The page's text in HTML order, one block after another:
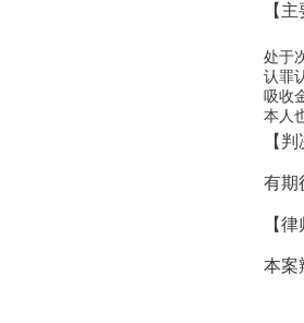
【
处于
认罪
吸收
本人
【
有期
【
本案